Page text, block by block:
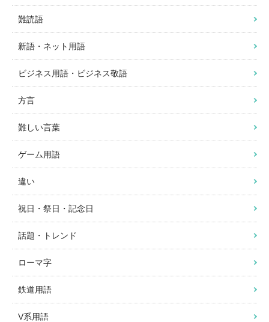
難読語
新語・ネット用語
ビジネス用語・ビジネス敬語
方言
難しい言葉
ゲーム用語
違い
祝日・祭日・記念日
話題・トレンド
ローマ字
鉄道用語
V系用語